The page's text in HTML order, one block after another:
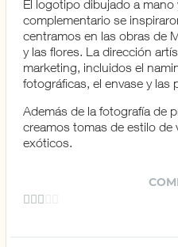
El logotipo dibujado a mano
complementario se
centramos en las obras de
y las flores. La dirección
marketing, incluidos el
fotográficas, el envase y las
Además de la fotografía de
creamos tomas de estilo de
exóticos.
  